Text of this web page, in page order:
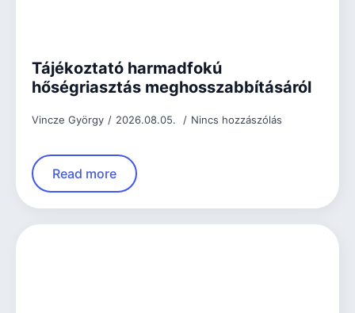
Tájékoztató harmadfokú
hőségriasztás meghosszabbításáról
Vincze György 2026.08.05. Nincs hozzászólás
Read more